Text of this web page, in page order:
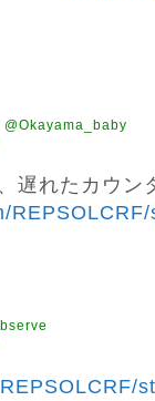
@Okayama_baby
遅れたカウン
REPSOLCRF/